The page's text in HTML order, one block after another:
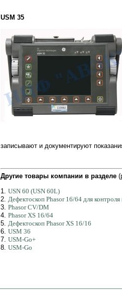
USM 35
записывают и документируют
Другие товары компании в разделе
1. USN 60 (USN 60L)
2. Дефектоскоп Phasor 16/64 для контроля
3. Phasor CV/DM
4. Phasor XS 16/64
5. Дефектоскоп Phasor XS 16/16
6. USM 36
7. USM-Go+
8. USM-Go